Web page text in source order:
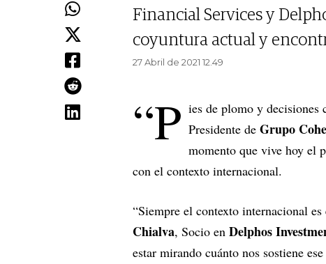
Financial Services y
coyuntura actual y
27 Abril de 2021 12.49
“P ies de plomo y decisiones
Presidente de Grupo
momento que vive hoy el
con el contexto internacional.
“Siempre el contexto internacional
Chialva, Socio en Delphos
estar mirando cuánto nos sostiene